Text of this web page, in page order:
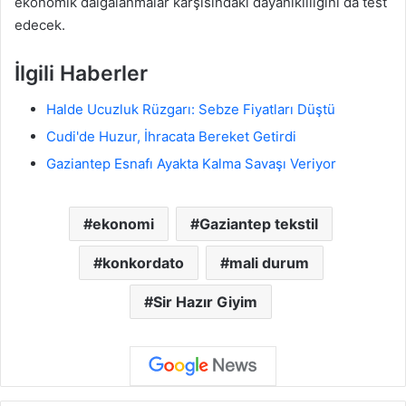
edecek.
İlgili Haberler
Halde Ucuzluk Rüzgarı: Sebze Fiyatları Düştü
Cudi'de Huzur, İhracata Bereket Getirdi
Gaziantep Esnafı Ayakta Kalma Savaşı Veriyor
ekonomi Gaziantep tekstil
konkordato mali durum
Sir Hazır Giyim